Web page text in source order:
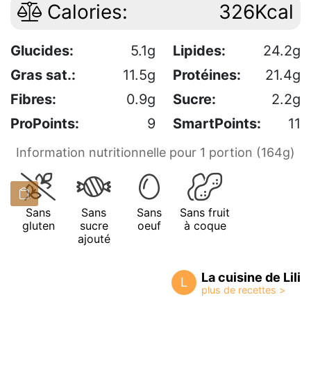
Calories: 326Kcal
Glucides: 5.1g Lipides:
24.2g
Gras sat.:
11.5g Protéines:
21.4g
Fibres:
0.9g Sucre:
2.2g
ProPoints:
9 SmartPoints: 11
Information nutritionnelle pour 1 portion (164g)
Sans
gluten
Sans
sucre
ajouté
Sans
oeuf
Sans fruit
à coque
L La cuisine de Lili